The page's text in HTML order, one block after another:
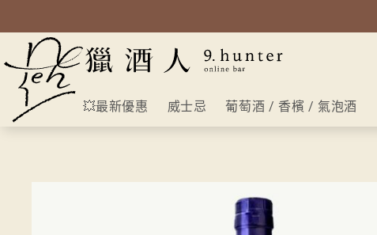
💥最新優惠 威士忌 葡萄酒 / 香檳 / 氣泡酒